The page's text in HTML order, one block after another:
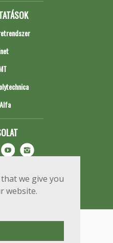
we give you
website.
Építőmérnöki Kar
rkp. 3.